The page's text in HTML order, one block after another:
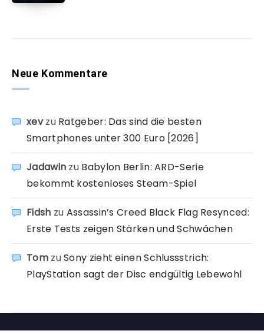
Neue Kommentare
xevzu Ratgeber: Das sind die besten
Smartphones unter 300 Euro [2026]
Jadawin zu Babylon Berlin: ARD-Serie
bekommt kostenloses Steam-Spiel
Fidsh zu Assassin’s Creed Black Flag Resynced:
Erste Tests zeigen Stärken und Schwächen
TomzuSony zieht einen Schlussstrich:
PlayStation sagt der Disc endgültig Lebewohl